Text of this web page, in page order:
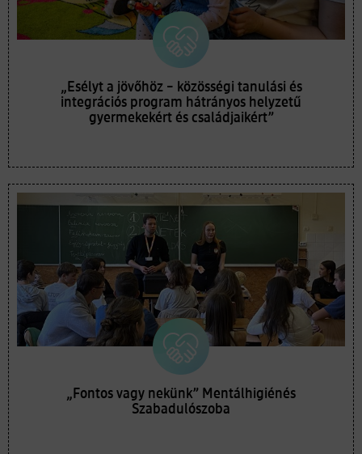
„Esélyt a jövőhöz – közösségi tanulási és
integrációs program hátrányos helyzetű
gyermekekért és családjaikért”
„Fontos vagy nekünk” Mentálhigiénés
Szabadulószoba